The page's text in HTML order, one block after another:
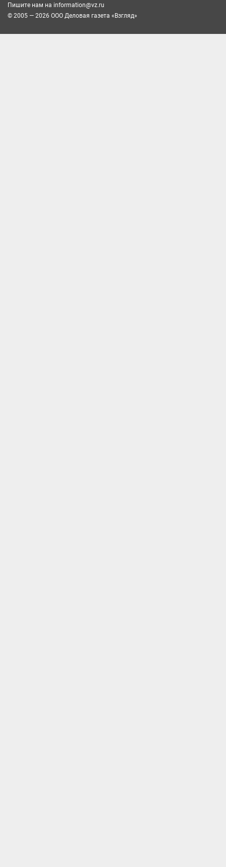
Пишите нам на information@vz.ru
© 2005 — 2026 ООО Деловая газета «Взгляд»